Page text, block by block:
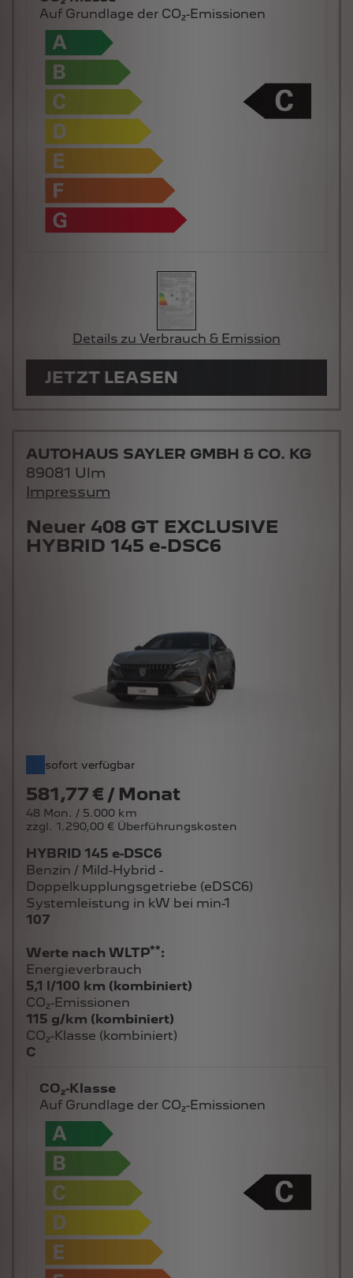
Auf Grundlage der CO₂-Emissionen
Details zu Verbrauch & Emission
JETZT LEASEN
Neuer 408 GT EXCLUSIVE
HYBRID 145 e-DSC6
sofort verfügbar
581,77 € / Monat
48 Mon. / 5.000 km
zzgl. 1.290,00 € Überführungskosten
AUTOHAUS SAYLER GMBH & CO. KG
89081 Ulm
Impressum
HYBRID 145 e-DSC6
Benzin / Mild-Hybrid -
Doppelkupplungsgetriebe (eDSC6)
Systemleistung in kW bei min-1
107
Werte nach WLTP**:
Energieverbrauch
5,1 l/100 km (kombiniert)
CO₂-Emissionen
115 g/km (kombiniert)
CO₂-Klasse (kombiniert)
C
CO₂-Klasse
Auf Grundlage der CO₂-Emissionen